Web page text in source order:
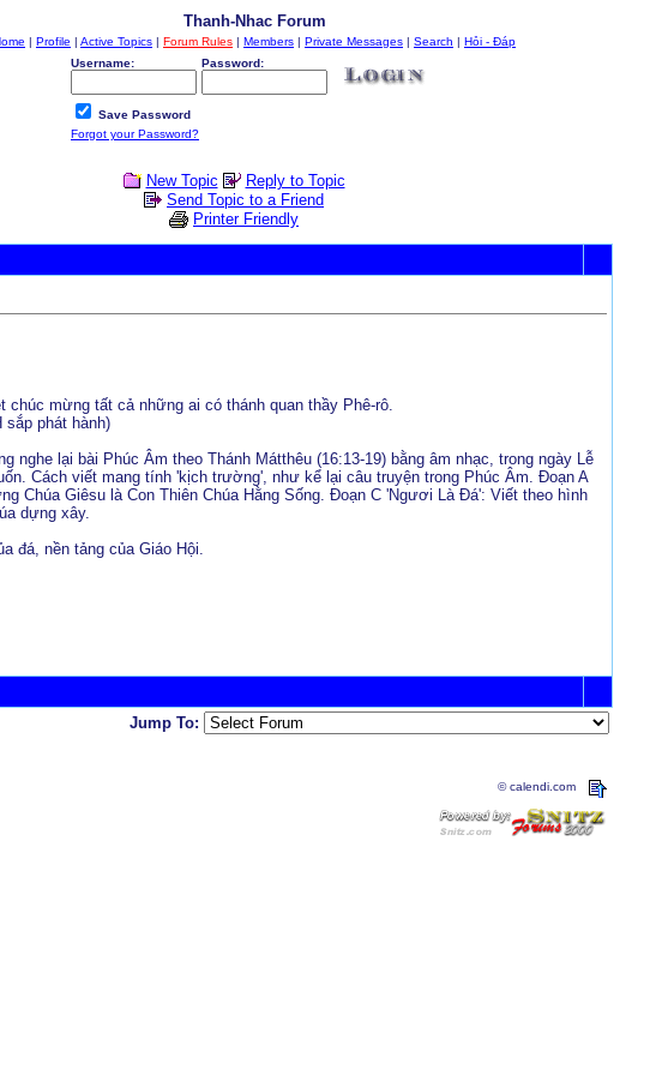
Thanh-Nhac Forum
| Profile | Active Topics | Forum Rules | Members | Private Messages | Search | Hỏi - Đáp
Username:
Password:
Save Password
Forgot your Password?
New Topic
Reply to Topic
Send Topic to a Friend
Printer Friendly
mừng tất cả những ai có thánh quan thầy Phê-rô.
phát hành)
lại bài Phúc Âm theo Thánh Mátthêu (16:13-19) bằng âm nhạc, trong ngày Lễ
Cách viết mang tính 'kịch trường', như kể lại câu truyện trong Phúc Âm. Đoạn A
Chúa Giêsu là Con Thiên Chúa Hằng Sống. Đoạn C 'Ngươi Là Đá': Viết theo hình
dựng xây.
đá, nền tảng của Giáo Hội.
Jump To:
© calendi.com